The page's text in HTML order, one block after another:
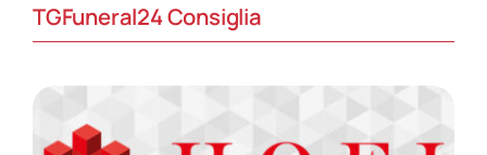
TGFuneral24 Consiglia